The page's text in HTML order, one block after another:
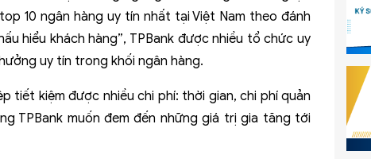
10 ngân hàng uy tín nhất tại Việt Nam theo đánh
hiểu khách hàng”, TPBank được nhiều tổ chức uy
uy tín trong khối ngân hàng.
tiết kiệm được nhiều chi phí: thời gian, chi phí quản
TPBank muốn đem đến những giá trị gia tăng tới